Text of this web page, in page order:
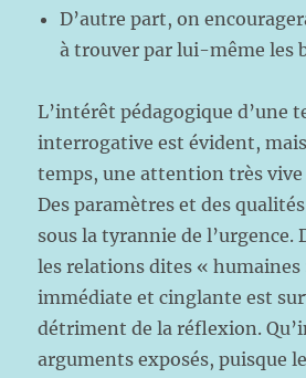
D’autre part, on
à trouver par lui-même les
L’intérêt pédagogique d’une
interrogative est évident,
temps, une attention très vive
Des paramètres et des
sous la tyrannie de l’urgence.
les relations dites « humaines
immédiate et cinglante est
détriment de la réflexion.
arguments exposés, puisque